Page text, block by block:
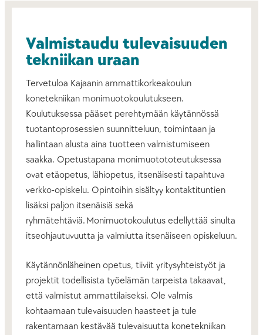
Valmistaudu tulevaisuuden
tekniikan uraan
Tervetuloa Kajaanin ammattikorkeakoulun
konetekniikan monimuotokoulutukseen.
Koulutuksessa pääset perehtymään käytännössä
tuotantoprosessien suunnitteluun, toimintaan ja
hallintaan alusta aina tuotteen valmistumiseen
saakka. Opetustapana monimuotototeutuksessa
ovat etäopetus, lähiopetus, itsenäisesti tapahtuva
verkko-opiskelu. Opintoihin sisältyy kontaktituntien
lisäksi paljon itsenäisiä sekä
ryhmätehtäviä. Monimuotokoulutus edellyttää sinulta
itseohjautuvuutta ja valmiutta itsenäiseen opiskeluun.
Käytännönläheinen opetus, tiiviit yritysyhteistyöt ja
projektit todellisista työelämän tarpeista takaavat,
että valmistut ammattilaiseksi. Ole valmis
kohtaamaan tulevaisuuden haasteet ja tule
rakentamaan kestävää tulevaisuutta konetekniikan